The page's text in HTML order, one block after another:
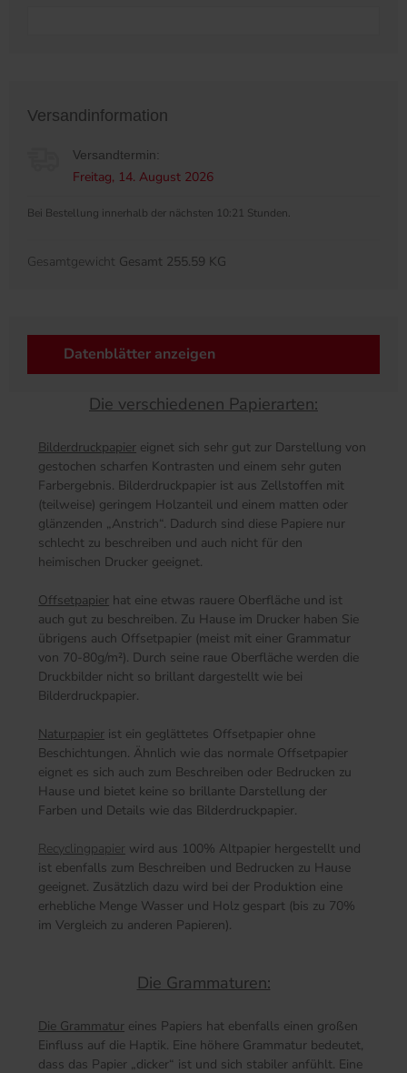
Versandinformation
Versandtermin:
Freitag, 14. August 2026
Bei Bestellung innerhalb der nächsten 10:21 Stunden.
Gesamtgewicht Gesamt 255.59 KG
Datenblätter anzeigen
Die verschiedenen Papierarten:
Bilderdruckpapier eignet sich sehr gut zur Darstellung von
gestochen scharfen Kontrasten und einem sehr guten
Farbergebnis. Bilderdruckpapier ist aus Zellstoffen mit
(teilweise) geringem Holzanteil und einem matten oder
glänzenden „Anstrich“. Dadurch sind diese Papiere nur
schlecht zu beschreiben und auch nicht für den
heimischen Drucker geeignet.
Offsetpapier hat eine etwas rauere Oberfläche und ist
auch gut zu beschreiben. Zu Hause im Drucker haben Sie
übrigens auch Offsetpapier (meist mit einer Grammatur
von 70-80g/m²). Durch seine raue Oberfläche werden die
Druckbilder nicht so brillant dargestellt wie bei
Bilderdruckpapier.
Naturpapier ist ein geglättetes Offsetpapier ohne
Beschichtungen. Ähnlich wie das normale Offsetpapier
eignet es sich auch zum Beschreiben oder Bedrucken zu
Hause und bietet keine so brillante Darstellung der
Farben und Details wie das Bilderdruckpapier.
Recyclingpapier wird aus 100% Altpapier hergestellt und
ist ebenfalls zum Beschreiben und Bedrucken zu Hause
geeignet. Zusätzlich dazu wird bei der Produktion eine
erhebliche Menge Wasser und Holz gespart (bis zu 70%
im Vergleich zu anderen Papieren).
Die Grammaturen:
Die Grammatur eines Papiers hat ebenfalls einen großen
Einfluss auf die Haptik. Eine höhere Grammatur bedeutet,
dass das Papier „dicker“ ist und sich stabiler anfühlt. Eine